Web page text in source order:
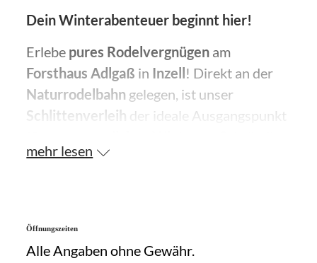
Dein Winterabenteuer beginnt hier!
Erlebe pures Rodelvergnügen am
Forsthaus Adlgaß in Inzell! Direkt an der
Naturrodelbahn gelegen, ist unser
Schlittenverleih der ideale Ausgangspunkt
bequem vor Ort einen
Die bestens
rasante Abfahrten für Groß und Klein.
mehr lesen
Öffnungszeiten
Alle Angaben ohne Gewähr.